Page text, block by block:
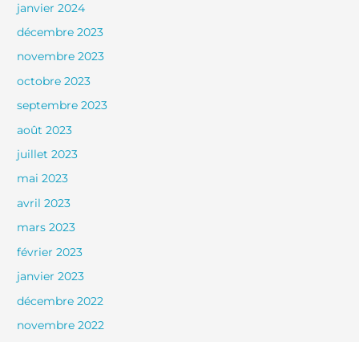
janvier 2024
décembre 2023
novembre 2023
octobre 2023
septembre 2023
août 2023
juillet 2023
mai 2023
avril 2023
mars 2023
février 2023
janvier 2023
décembre 2022
novembre 2022